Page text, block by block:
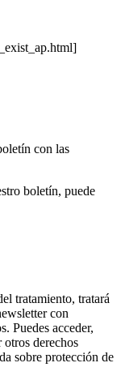
con las
boletín, puede
tratamiento, tratará
con
Puedes acceder,
derechos
sobre protección de